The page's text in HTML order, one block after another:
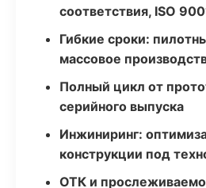
соответствия, ISO
Гибкие сроки:
массовое
Полный цикл от
серийного выпуска
Инжиниринг:
конструкции под
ОТК и